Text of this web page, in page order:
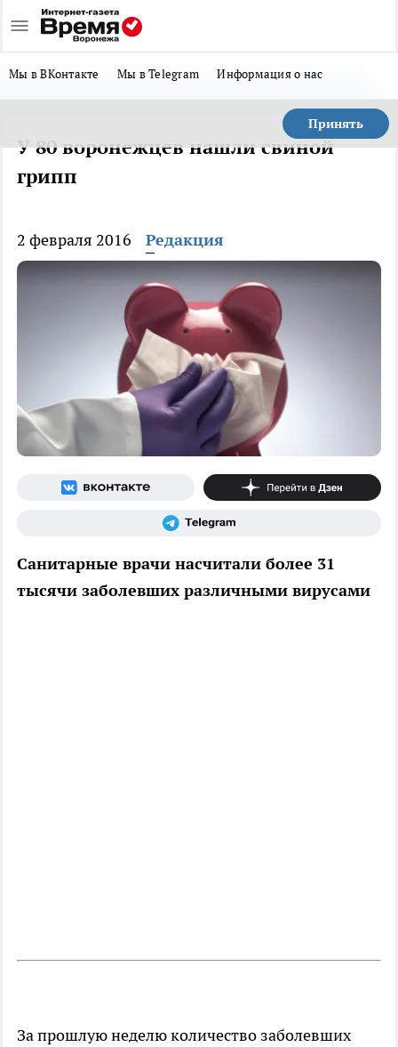
Мы в ВКонтакте Мы в Telegram Информация о нас
Принять
У 80 воронежцев нашли свиной
грипп
2 февраля 2016 Редакция
Санитарные врачи насчитали более 31
тысячи заболевших различными вирусами
За прошлую неделю количество заболевших